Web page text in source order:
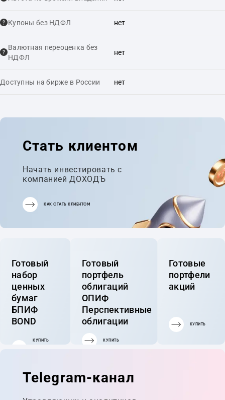
Купоны без НДФЛ нет
Валютная переоценка без
НДФЛ
нет
Доступны на бирже в России нет
Стать клиентом
Начать инвестировать с
компанией ДОХОДЪ
КАК СТАТЬ КЛИЕНТОМ
Готовый
набор
ценных
бумаг
БПИФ
BOND
КУПИТЬ
Готовый
портфель
облигаций
ОПИФ
Перспективные
облигации
КУПИТЬ
Готовые
портфели
акций
КУПИТЬ
Telegram-канал